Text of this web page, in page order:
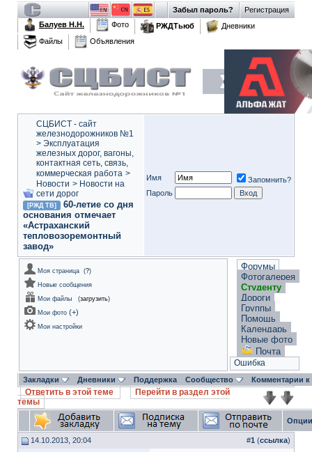
Регистрация
Забыл пароль?
Балуев Н.Н.
Фото РЖДТьюб
Дневники
Файлы
Объявления
СЦБИСТ - сайт
железнодорожников №1
> Эксплуатация
железных дорог, вагоны,
контактная сеть, связь,
коммерческая работа >
Новости > Новости на
сети дорог
[РЖД ТВ]
60-летие со дня
основания отмечает
«Астраханский
тепловозоремонтный
завод»
Имя
Запомнить?
Пароль
Моя страница (?)
Новые сообщения
Мои файлы
(загрузить)
Мои фото (+)
Мои настройки
Форумы
Фотогалерея
Студенту
Дороги
Группы
Помощь
Календарь
Новые фото
Почта
Ошибка
Закладки Дневники Поддержка Сообщество Комментарии
Ответить в этой теме
Перейти в раздел этой
темы
14.10.2013, 20:04 #1 (ссылка)